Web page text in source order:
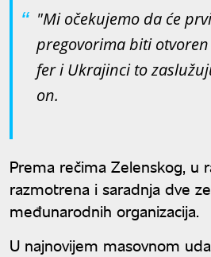
"Mi očekujemo da će
pregovorima biti
fer i Ukrajinci to
on.
Prema rečima Zelenskog, u
razmotrena i saradnja dve
međunarodnih organizacija.
U najnovijem masovnom